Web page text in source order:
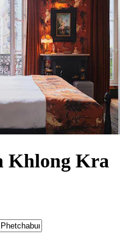
Khlong Kra